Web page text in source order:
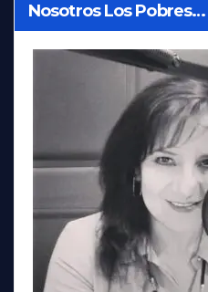
Nosotros Los